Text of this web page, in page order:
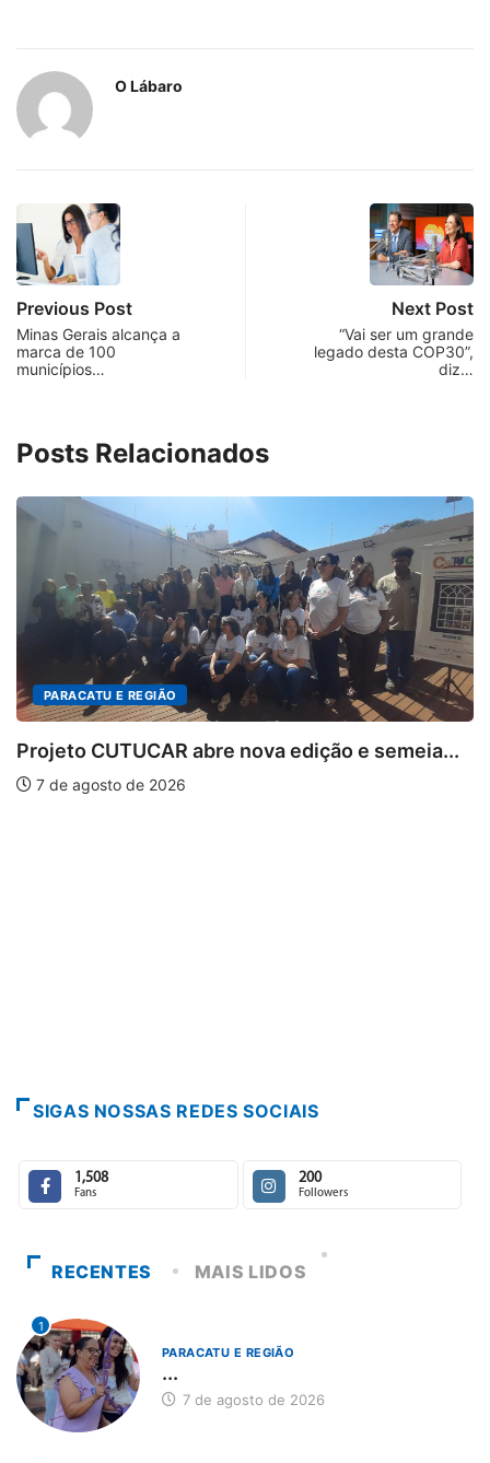
O Lábaro
Previous Post
Minas Gerais alcança a
marca de 100
municípios…
Next Post
“Vai ser um grande
legado desta COP30”,
diz…
Posts Relacionados
PARACATU E REGIÃO
CUTUCAR abre nova edição e semeia...
de agosto de 2026
SIGAS NOSSAS REDES SOCIAIS
1,508
Fans
200
Followers
RECENTES MAIS LIDOS
1
PARACATU E REGIÃO
...
7 de agosto de 2026